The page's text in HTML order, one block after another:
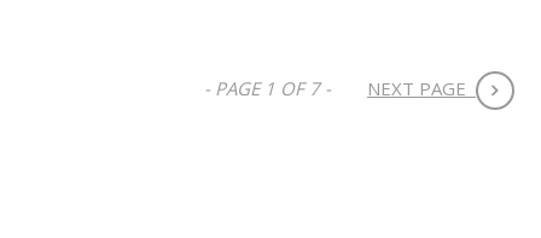
- PAGE 1 OF 7 - NEXT PAGE